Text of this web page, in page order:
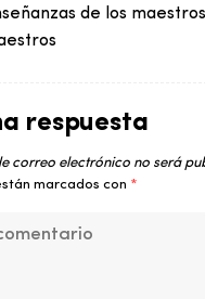
de los
respuesta
correo electrónico no será
marcados con *